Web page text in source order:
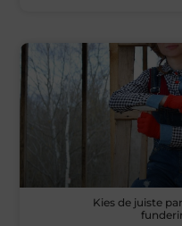
Kies de juiste